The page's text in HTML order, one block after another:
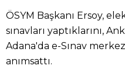
ÖSYM Başkanı Ersoy,
sınavları yaptıklarını,
Adana'da e-Sınav
anımsattı.